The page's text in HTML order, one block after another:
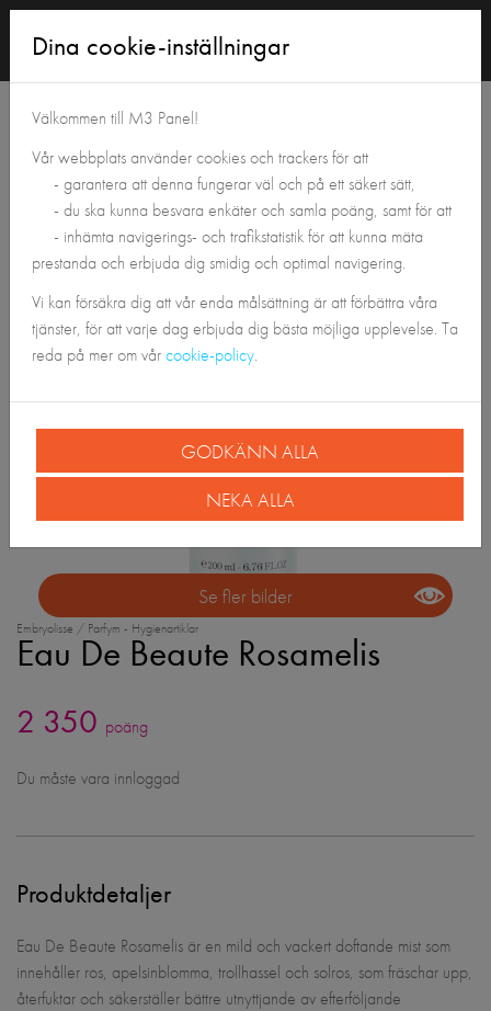
Tillbaka till Panelshoppen
Se fler bilder
Embryolisse / Parfym - Hygienartiklar
Eau De Beaute Rosamelis
2 350 poäng
Du måste vara innloggad
Produktdetaljer
Eau De Beaute Rosamelis är en mild och vackert doftande mist som
innehåller ros, apelsinblomma, trollhassel och solros, som fräschar upp,
återfuktar och säkerställer bättre utnyttjande av efterföljande
Dina cookie-inställningar
Välkommen till M3 Panel!
Vår webbplats använder cookies och trackers för att
- garantera att denna fungerar väl och på ett säkert sätt,
- du ska kunna besvara enkäter och samla poäng, samt för att
- inhämta navigerings- och trafikstatistik för att kunna mäta
prestanda och erbjuda dig smidig och optimal navigering.
Vi kan försäkra dig att vår enda målsättning är att förbättra våra
tjänster, för att varje dag erbjuda dig bästa möjliga upplevelse. Ta
reda på mer om vårcookie-policy.
GODKÄNN ALLA
NEKA ALLA